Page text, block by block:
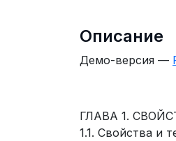
Описание
Демо-версия —
ГЛАВА 1.
1.1. Свойства и